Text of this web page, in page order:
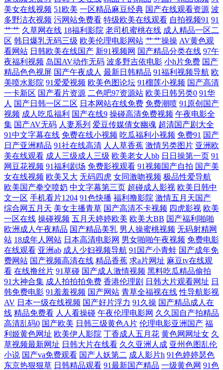
久伊人射 后入式老司机福利 欧美美逼 日韩色香网 午夜激情综合 尤物豆花
导航 91微拍福利视频 成人依人在线 久久资源总站 日本女同伦理 性网站在
线观看视 91干逼电影 91色频 99影院激情文学 97操擦 91香蕉嫩草影视 超
碰在线免费公开 丝袜性爱aV 91p在线论坛 91网站免费入口 aa爽片成人 女
同自慰网站 久草免费福利网站 成人午夜性爱 俺去啦AV官方 欧美日韩国产
在线 天堂网成人在线 日韩成人免费A∨ 伦理片网址 狠狠撸最新 黄色AVA
黄址 超碰97狠狠肏 91色版 91熊猫在线 1024微拍 变态另类3 97资源视频总
站 尤物婷婷在线 天美tv入口 欧美日韩啊V 久草成人手机在线 久久干视 免
费看的黄色网子 久草社区视频在线 日韩AV淫淫网 97在线观看 精品久热
日韩午夜成人电影 操逼福利社 蜜桃社私拍 亚洲色情小说网 超碰欧美在线
老湿机成人网站 午夜伦理影院 韩日av在线 日韩熟女资源网站 91丝袜在线
视频 久久国产传媒精品 五月激激综合网 AV网址在线 九一色色 熟女超碰7
97cao操 日本有码天堂 91伊人叉 黄色爱片 无码www 超碰人人澡 蜜桃aa视
频导航 亚洲人成小说网站 成人a在线网观看 免费黄色链接 亚洲超碰自拍
91素人在线观看 极品五月天 伪娘黑丝自慰 www操C〇M 美女性爱AV 91
美女在线视频 51欧美 一区精品麻豆经典 国产在线观看资源 波
多野洁衣视频 污网站免费看 特级欧美在线观看 自拍视频91 91
艹艹 久草网在线 18福利影院 老司机蜜桃在线 成人精品一区二
区 韩日爆乳无码三级 欧美伦理电影网站 艹艹操操 AV黄色观
看网站 日韩欧美在线国产 新91视频网 国产精品分类在线 97午
夜福利视频 岛国AV动作无码 波多野吉依电影 小h片免费 国产
精品色色视屏 国产午夜成人 最新日韩精品 91福利视频导航 欧
美喷水影院 91爱爱视频 欧美色图论坛 91榴莲小视频 国产高清
一卡新区 国产看片资源 二色吧97资源站 欧美日韩另类0 91华
人 国产日韩一区二区 日本网站在线免费 免费潮喷 91原创国产
视频 成人吃瓜福利 国产在线9 操碰高清免费视频 午夜电影全
集 国产AV无码 人妻系列 爱豆传媒倩女幽魂 超清国产剧大全
91中文字幕在线 免费在线小视频 吃瓜福利小视频 免费91 国产
日产亚洲精品 91社在线高清 人人草香蕉 激情另类图片 亚洲欧
美在线观看 成人三级成人三级 欧美老女人bb 日日操第一页 91
网豆花视频 91福利剧场 免费影视观看 91视频国产自拍 国产美
女在线视频 欧美又大 无码四虎 女同激吻视频 极品性爱导航
欧美国产拳交喷奶 中文字幕第三页 超碰成人影视 欧美日韩中
文一区 手机看片1204 91色快播 福利撸影院 激情五月天国产
综合网五月天 美女主播青草 国产高清不卡视频 四虎影视 欧美
一区在线 操碰视频 五月天婷婷欧美 欧美大BB 国产福利啪啪
欧洲成人午夜精品 国产精品美乳 男人操蜜桃视频 无码射精网
站 18成年人网站 日本高清电影网 男女啪啪午夜视频 免费电影
在线观看 亚洲ab 成人少妇视频导航 91国产小青蛙 国产成年免
费网站 国产视频高清在线 精品香蕉 求a片网址 麻豆tv在线观
看 在线撸丝片 91草碰 国产成人激情视频 黑料吃瓜精品偷拍
91大神合集 成人拍拍拍免费 香港伦理剧 日韩大片观看网址 日
韩免费电影 91羞羞视频 国产网站 青草全福视在线 性导航影视
AV 日本一级在线视频 国产好片浮力 91久操 国产精品成人在
线 精品免费看 人人看操碰 午夜伦理电影网 久久国自产拍精品
高清乱码0 国产欧美 日韩三级黄色A片 伦理电影亚洲国产 福
利姬黄色网址 欧美伊人影院 丁香成人五月花 黄色网网址女 久
草视频最新网址 日韩大片在线看 久久亚洲人成 亚州色图乱伦
小说 国产va免费观看 国产人妖第二 成人影片h 91色婷婷瑟色
东京热狠狠草 日韩精品观看 91最新国产精品 一级黄色网 91色